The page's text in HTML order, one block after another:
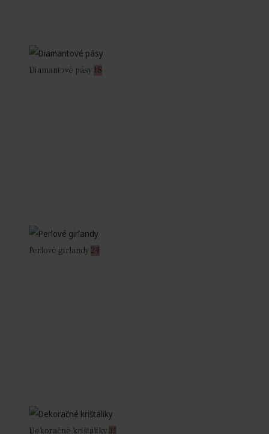
Diamantové pásy 18
Perlové girlandy24
Dekoračné krištáliky 31